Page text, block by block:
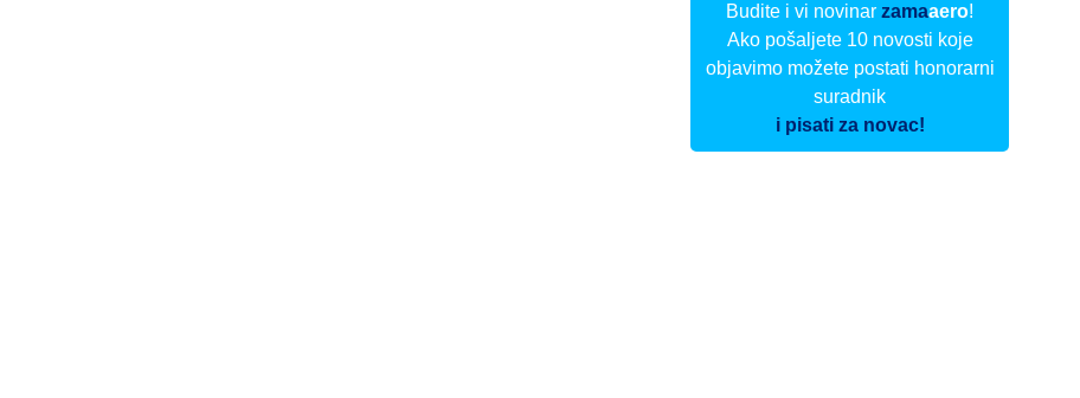
Budite i vi novinarzamaaero!
Ako pošaljete 10 novosti koje
objavimo možete postati honorarni
suradnik
i pisati za novac!